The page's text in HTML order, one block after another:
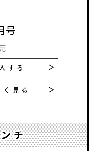
号
する
く見る
チ